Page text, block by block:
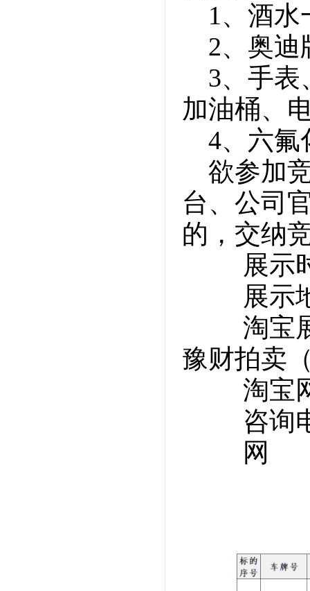
1、酒
2、奥迪
3、手表
加油桶、
4、六氟
欲参加
台、公司
的，交纳
展示
展示
淘宝
豫财拍卖
淘宝
咨询电
网 址